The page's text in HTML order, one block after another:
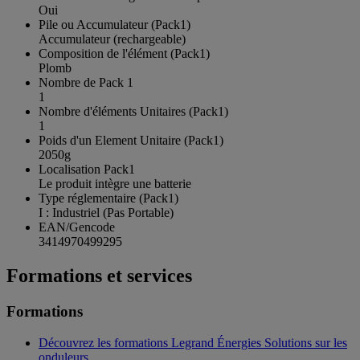
Oui
Pile ou Accumulateur (Pack1)
Accumulateur (rechargeable)
Composition de l'élément (Pack1)
Plomb
Nombre de Pack 1
1
Nombre d'éléments Unitaires (Pack1)
1
Poids d'un Element Unitaire (Pack1)
2050g
Localisation Pack1
Le produit intègre une batterie
Type réglementaire (Pack1)
I : Industriel (Pas Portable)
EAN/Gencode
3414970499295
Formations et services
Formations
Découvrez les formations Legrand Énergies Solutions sur les
onduleurs